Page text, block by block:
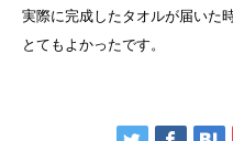
実際に完成したタオルが届いた
とてもよかったです。